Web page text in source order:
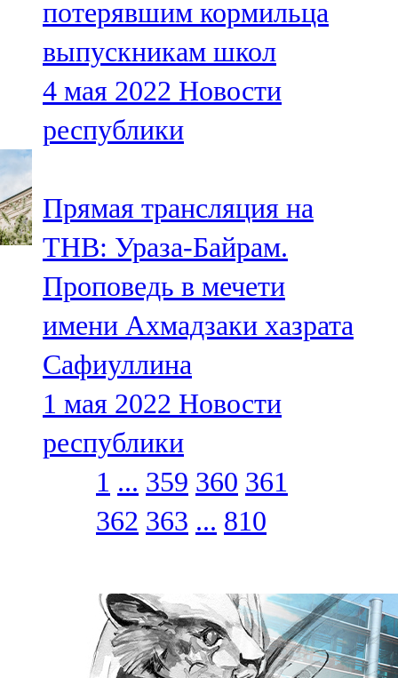
потерявшим кормильца
выпускникам школ
4 мая 2022 Новости
республики
Прямая трансляция на
ТНВ: Ураза-Байрам.
Проповедь в мечети
имени Ахмадзаки хазрата
Сафиуллина
1 мая 2022 Новости
республики
1 ... 359 360 361
362 363 ... 810